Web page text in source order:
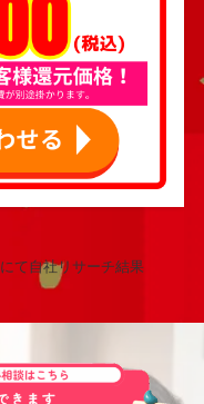
て自社リサーチ結果